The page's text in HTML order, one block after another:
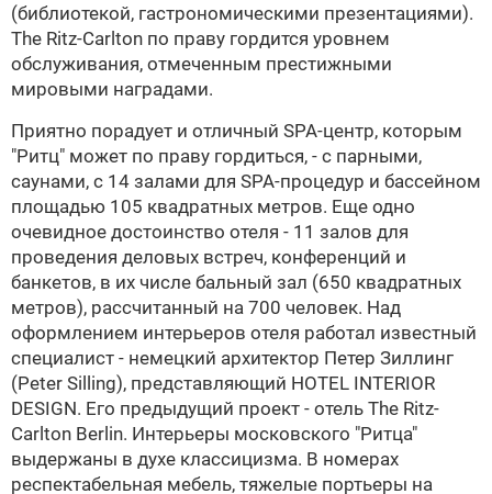
(библиотекой, гастрономическими презентациями).
The Ritz-Carlton по праву гордится уровнем
обслуживания, отмеченным престижными
мировыми наградами.
Приятно порадует и отличный SPA-центр, которым
"Ритц" может по праву гордиться, - с парными,
саунами, с 14 залами для SPA-процедур и бассейном
площадью 105 квадратных метров. Еще одно
очевидное достоинство отеля - 11 залов для
проведения деловых встреч, конференций и
банкетов, в их числе бальный зал (650 квадратных
метров), рассчитанный на 700 человек. Над
оформлением интерьеров отеля работал известный
специалист - немецкий архитектор Петер Зиллинг
(Peter Silling), представляющий HOTEL INTERIOR
DESIGN. Его предыдущий проект - отель The Ritz-
Carlton Berlin. Интерьеры московского "Ритца"
выдержаны в духе классицизма. В номерах
респектабельная мебель, тяжелые портьеры на